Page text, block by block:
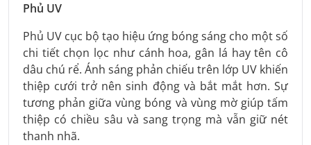
Phủ UV
Phủ UV cục bộ tạo hiệu ứng bóng sáng cho một số
chi tiết chọn lọc như cánh hoa, gân lá hay tên cô
dâu chú rể. Ánh sáng phản chiếu trên lớp UV khiến
thiệp cưới trở nên sinh động và bắt mắt hơn. Sự
tương phản giữa vùng bóng và vùng mờ giúp tấm
thiệp có chiều sâu và sang trọng mà vẫn giữ nét
thanh nhã.